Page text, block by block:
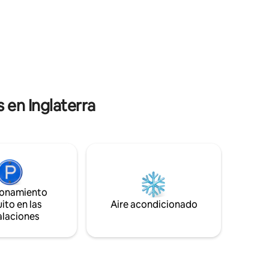
en Inglaterra
en las
Aire acondicionado